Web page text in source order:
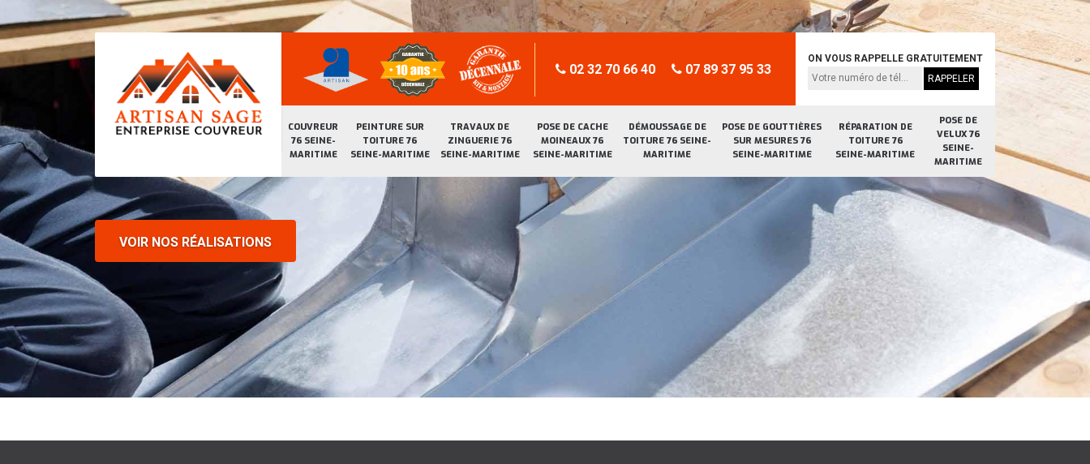
COUVREUR
76 SEINE-
MARITIME
PEINTURE SUR
TOITURE 76
SEINE-MARITIME
TRAVAUX DE
ZINGUERIE 76
SEINE-MARITIME
POSE DE CACHE
MOINEAUX 76
SEINE-MARITIME
DÉMOUSSAGE DE
TOITURE 76 SEINE-
MARITIME
POSE DE GOUTTIÈRES
SUR MESURES 76
SEINE-MARITIME
RÉPARATION DE
TOITURE 76
SEINE-MARITIME
POSE DE
VELUX 76
SEINE-
MARITIME
02 32 70 66 40 07 89 37 95 33
ON VOUS RAPPELLE GRATUITEMENT
VOIR NOS RÉALISATIONS